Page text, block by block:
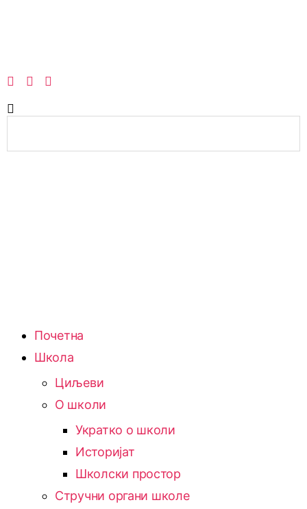
Почетна
Школа
Циљеви
О школи
Укратко о школи
Историјат
Школски простор
Стручни органи школе